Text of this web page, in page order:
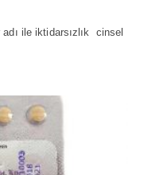
ile iktidarsızlık cinsel